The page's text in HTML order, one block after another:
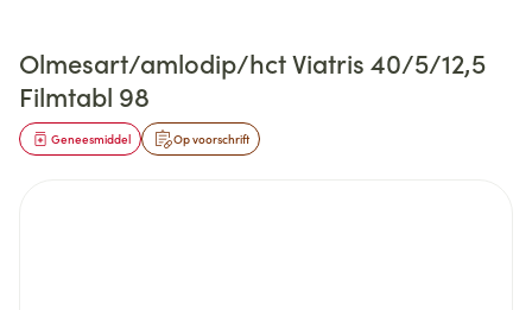
Olmesart/amlodip/hct Viatris 40/5/12,5
Filmtabl 98
Op voorschrift
Geneesmiddel